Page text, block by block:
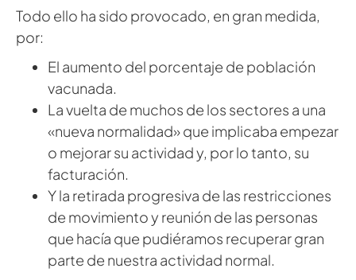
Todo ello ha sido provocado, en gran medida,
por:
El aumento del porcentaje de población
vacunada.
La vuelta de muchos de los sectores a una
«nueva normalidad» que implicaba empezar
o mejorar su actividad y, por lo tanto, su
facturación.
Y la retirada progresiva de las restricciones
de movimiento y reunión de las personas
que hacía que pudiéramos recuperar gran
parte de nuestra actividad normal.